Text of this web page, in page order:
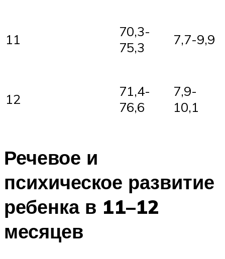
11
70,3-
75,3
7,7-9,9
12
71,4-
76,6
7,9-
10,1
Речевое и
психическое развитие
ребенка в 11–12
месяцев